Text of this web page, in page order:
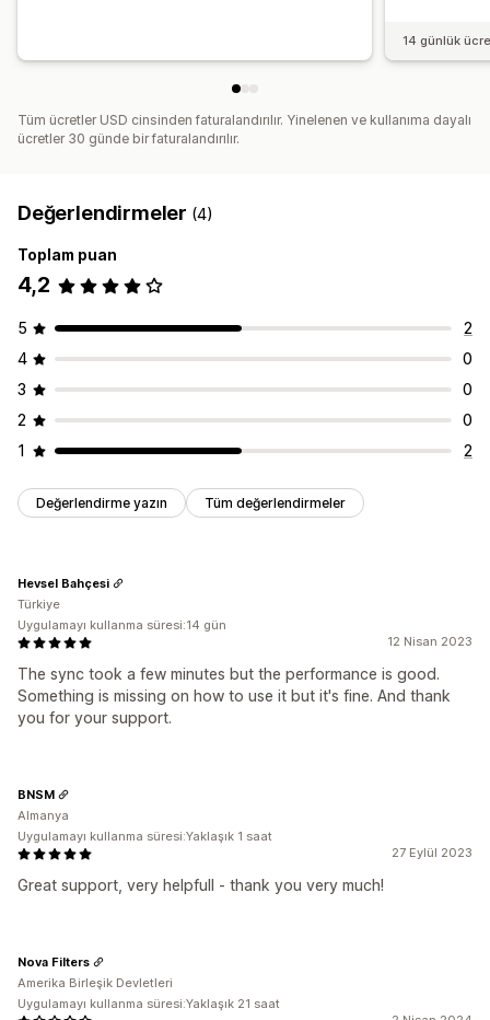
14 günlük
Tüm ücretler USD cinsinden faturalandırılır. Yinelenen ve kullanıma dayalı
ücretler 30 günde bir faturalandırılır.
Değerlendirmeler (4)
Toplam puan
4,2
5
2
4
0
3
0
2
0
1
2
Değerlendirme yazın Tüm değerlendirmeler
12 Nisan 2023
The sync took a few minutes but the performance is good.
Something is missing on how to use it but it's fine. And thank
you for your support.
Hevsel Bahçesi
Türkiye
Uygulamayı kullanma süresi:14 gün
27 Eylül 2023
Great support, very helpfull - thank you very much!
BNSM
Almanya
Uygulamayı kullanma süresi:Yaklaşık 1 saat
Nova Filters
Amerika Birleşik Devletleri
Uygulamayı kullanma süresi:Yaklaşık 21 saat